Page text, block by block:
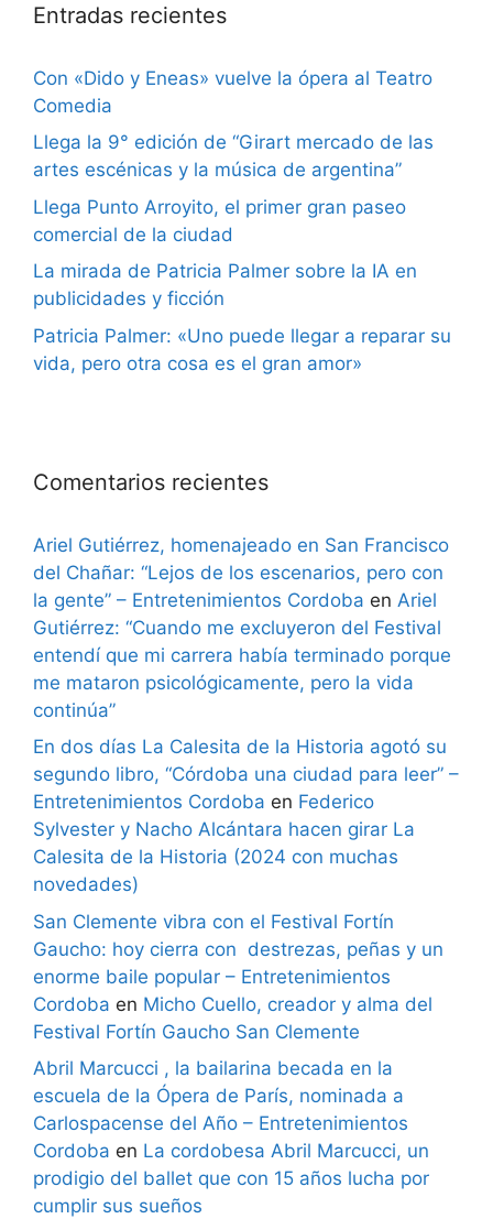
Entradas recientes
Con «Dido y Eneas» vuelve la ópera al Teatro
Comedia
Llega la 9° edición de “Girart mercado de las
artes escénicas y la música de argentina”
Llega Punto Arroyito, el primer gran paseo
comercial de la ciudad
La mirada de Patricia Palmer sobre la IA en
publicidades y ficción
Patricia Palmer: «Uno puede llegar a reparar su
vida, pero otra cosa es el gran amor»
Comentarios recientes
Ariel Gutiérrez, homenajeado en San Francisco
del Chañar: “Lejos de los escenarios, pero con
la gente” – Entretenimientos Cordoba en Ariel
Gutiérrez: “Cuando me excluyeron del Festival
entendí que mi carrera había terminado porque
me mataron psicológicamente, pero la vida
continúa”
En dos días La Calesita de la Historia agotó su
segundo libro, “Córdoba una ciudad para leer” –
Entretenimientos Cordoba en Federico
Sylvester y Nacho Alcántara hacen girar La
Calesita de la Historia (2024 con muchas
novedades)
San Clemente vibra con el Festival Fortín
Gaucho: hoy cierra con destrezas, peñas y un
enorme baile popular – Entretenimientos
Cordoba en Micho Cuello, creador y alma del
Festival Fortín Gaucho San Clemente
Abril Marcucci , la bailarina becada en la
escuela de la Ópera de París, nominada a
Carlospacense del Año – Entretenimientos
Cordoba en La cordobesa Abril Marcucci, un
prodigio del ballet que con 15 años lucha por
cumplir sus sueños